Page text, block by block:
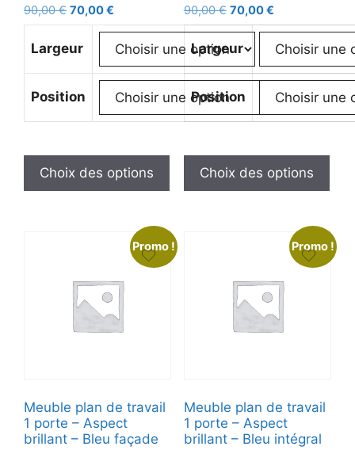
90,00€ 70,00€
Largeur
Position
Choix des options
90,00€ 70,00€
Largeur
Position
Choix des options
Promo !
Meuble plan de travail
1 porte – Aspect
brillant – Bleu façade
Promo !
Meuble plan de travail
1 porte – Aspect
brillant – Bleu intégral